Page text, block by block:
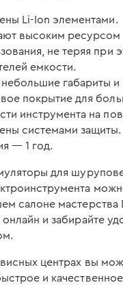
Li-Ion элементами.
высоким ресурсом
не теряя при
емкости.
габариты и
покрытие для
инструмента на
системами защиты.
— 1 год.
для
салоне мастерства
онлайн и забирайте
центрах вы
и качественное